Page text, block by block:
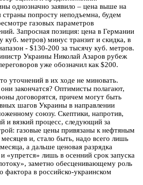
однозначно заявило – цена выше на
страны попросту неподъемна, будем
газовых параметров
Запросная позиция: цена в Германии
куб. метров) минус транзит и скидка, в
- $130-200 за тысячу куб. метров.
Украины Николай Азаров рубеж
уже обозначил как $200.
уточнений в их ходе не миновать.
закончатся? Оптимисты полагают,
договорятся, причем могут быть
шагов Украины в направлении
союзу. Скептики, напротив,
и вязкий процесс, следующий за
газовые цены привязаны к нефтяным
и, стало быть, надо всего лишь
а дальше ценовая разрядка
«упрется» лишь в осенний срок запуска
заметно обесценивающему роль
фактора в российско-украинском